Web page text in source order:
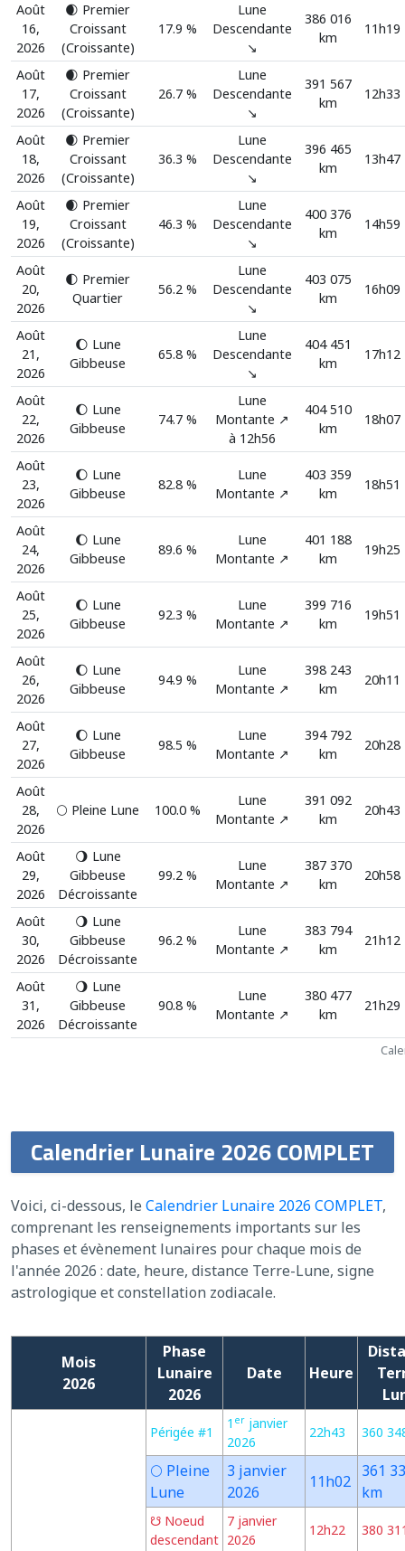
Août
16,
2026
🌒 Premier
Croissant
(Croissante)
17.9 %
Lune
Descendante
↘️
386 016
km
11h19
Août
17,
2026
🌒 Premier
Croissant
(Croissante)
26.7 %
Lune
Descendante
↘️
391 567
km
12h33
Août
18,
2026
🌒 Premier
Croissant
(Croissante)
36.3 %
Lune
Descendante
↘️
396 465
km
13h47
Août
19,
2026
🌒 Premier
Croissant
(Croissante)
46.3 %
Lune
Descendante
↘️
400 376
km
14h59
Août
20,
2026
🌓 Premier
Quartier
56.2 %
Lune
Descendante
↘️
403 075
km
16h09
Août
21,
2026
🌔 Lune
Gibbeuse
65.8 %
Lune
Descendante
↘️
404 451
km
17h12
Août
22,
2026
🌔 Lune
Gibbeuse
74.7 %
Lune
Montante ↗️
à 12h56
404 510
km
18h07
Août
23,
2026
🌔 Lune
Gibbeuse
82.8 %
Lune
Montante ↗️
403 359
km
18h51
Août
24,
2026
🌔 Lune
Gibbeuse
89.6 %
Lune
Montante ↗️
401 188
km
19h25
Août
25,
2026
🌔 Lune
Gibbeuse
92.3 %
Lune
Montante ↗️
399 716
km
19h51
Août
26,
2026
🌔 Lune
Gibbeuse
94.9 %
Lune
Montante ↗️
398 243
km
20h11
Août
27,
2026
🌔 Lune
Gibbeuse
98.5 %
Lune
Montante ↗️
394 792
km
20h28
Août
28,
2026
🌕 Pleine Lune 100.0 %
Lune
Montante ↗️
391 092
km
20h43
Août
29,
2026
🌖 Lune
Gibbeuse
Décroissante
99.2 %
Lune
Montante ↗️
387 370
km
20h58
Août
30,
2026
🌖 Lune
Gibbeuse
Décroissante
96.2 %
Lune
Montante ↗️
383 794
km
21h12
Août
31,
2026
🌖 Lune
Gibbeuse
Décroissante
90.8 %
Lune
Montante ↗️
380 477
km
21h29
Calendrier Lunaire 2026 COMPLET
Voici, ci-dessous, le Calendrier Lunaire 2026 COMPLET,
comprenant les renseignements importants sur les
phases et évènement lunaires pour chaque mois de
l'année 2026 : date, heure, distance Terre-Lune, signe
astrologique et constellation zodiacale.
Mois
2026
Phase
Lunaire
2026
Date Heure
Périgée #1
1 er janvier
2026
22h43 360
🌕 Pleine
Lune
3 janvier
2026
11h02
361
km
☋ Noeud
descendant
7 janvier
2026
12h22 380